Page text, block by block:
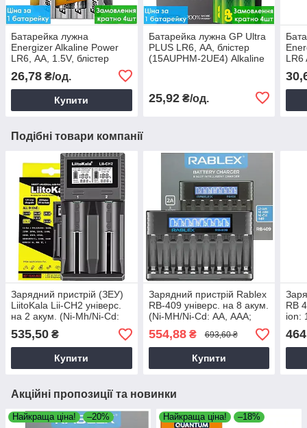
Батарейка лужна
Energizer Alkaline Power
LR6, АА, 1.5V, блістер
26,78 ₴/од.
Купити
Батарейка лужна GP Ultra
PLUS LR6, АА, блістер
(15AUPHM-2UE4) Alkaline
25,92₴/од.
LR6
Подібні товари компанії
Зарядний пристрій (ЗЕУ)
LiitoKala Lii-CH2 універс.
на 2 акум. (Ni-Mh/Ni-Cd:
АА, ААА, С; Li-ion 10440-
26650) 5V (USB)
535,50 ₴
Купити
Зарядний пристрій Rablex
RB-409 універс. на 8 акум.
(Ni-MH/Ni-Cd: АА, ААА;
IMR/Li-ion: 14500)1,2V
(Type-C),зарядка для
акумулятора
554,88₴ 693,60 ₴
Купити
RB
ion:
для
Акційні пропозиції та новинки
Найкраща ціна! –20% Найкраща ціна! –18%